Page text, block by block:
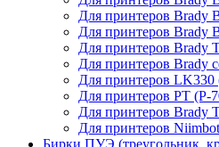
Для принтеров Brady
Для принтеров Brady
Для принтеров Brady
Для принтеров Brady
Для принтеров
Для принтеров PT (P-
Для принтеров Brady
Для принтеров Niimbot
Бирки ПУЭ (треугольник,